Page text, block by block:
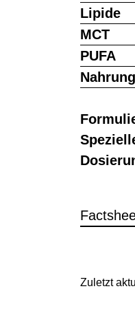
Lipide
MCT
PUFA
Zuletzt